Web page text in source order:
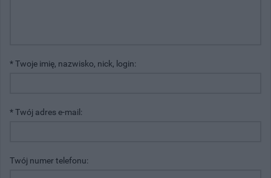
* Twoje imię, nazwisko, nick, login:
* Twój adres e-mail:
Twój numer telefonu: